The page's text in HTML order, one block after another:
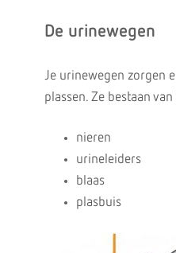
De urinewegen
Je urinewegen zorgen
plassen. Ze bestaan
nieren
urineleiders
blaas
plasbuis